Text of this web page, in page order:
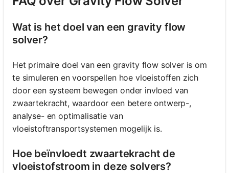
Wat is het doel van een gravity flow
solver?
Het primaire doel van een gravity flow solver is om
te simuleren en voorspellen hoe vloeistoffen zich
door een systeem bewegen onder invloed van
zwaartekracht, waardoor een betere ontwerp-,
analyse- en optimalisatie van
vloeistoftransportsystemen mogelijk is.
Hoe beïnvloedt zwaartekracht de
vloeistofstroom in deze solvers?